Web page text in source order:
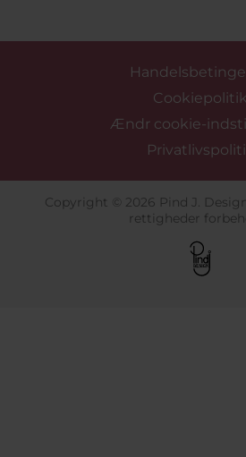
Cookiepolitik
Ændr cookie-
Copyright © 2026 Pind J.
rettigheder